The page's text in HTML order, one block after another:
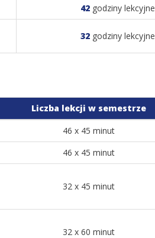
42godziny lekcyjne
32godziny lekcyjne
Liczba lekcji w semestrze
46 x 45 minut
46 x 45 minut
32 x 45 minut
32 x 60 minut